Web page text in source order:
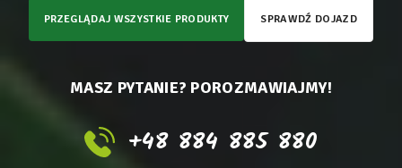
PRZEGLĄDAJ WSZYSTKIE PRODUKTY SPRAWDŹ DOJAZD
MASZ PYTANIE? POROZMAWIAJMY!
+48 884 885 880